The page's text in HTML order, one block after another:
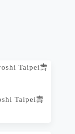
Taipei壽